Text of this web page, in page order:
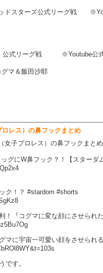
ッドスターズ公式リーグ戦
、公式リーグ戦 ※Youtube公
マ＆飯田沙耶
ロレス）の鼻フックまとめ
女子プロレス）の鼻フックまと
グにW鼻フック？！【スターダ
ク！？ #stardom #shorts
！『コグマに変な顔にさせら
マに宇宙一可愛い顔をさせら
です。